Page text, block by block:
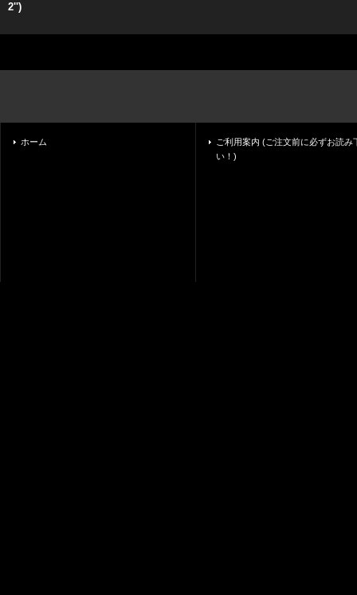
2'')
ホーム
ご利用案内 (ご注文前に必ずお読み
い！)